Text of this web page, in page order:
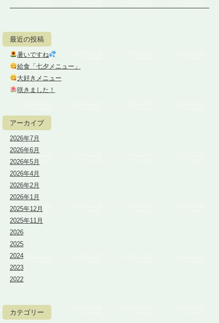
最近の投稿
暑いですね
給食「七夕メニュー」
大好きメニュー
咲きました！
アーカイブ
2026年7月
2026年6月
2026年5月
2026年4月
2026年2月
2026年1月
2025年12月
2025年11月
2026
2025
2024
2023
2022
カテゴリー